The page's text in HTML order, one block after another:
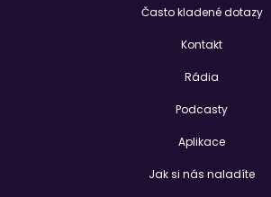
Často kladené dotazy
Kontakt
Rádia
Podcasty
Aplikace
Jak si nás naladíte